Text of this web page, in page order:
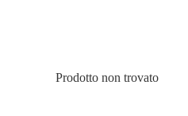
Prodotto non trovato